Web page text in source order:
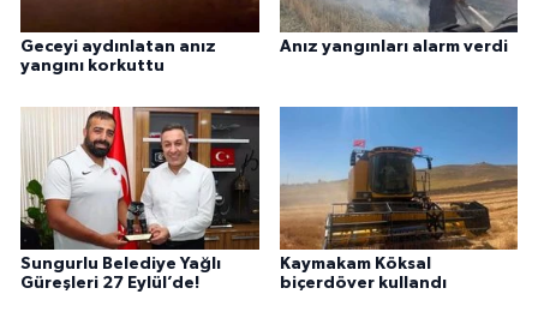
Geceyi aydınlatan anız
yangını korkuttu
Anız yangınları alarm verdi
Sungurlu Belediye Yağlı
Güreşleri 27 Eylül’de!
Kaymakam Köksal
biçerdöver kullandı